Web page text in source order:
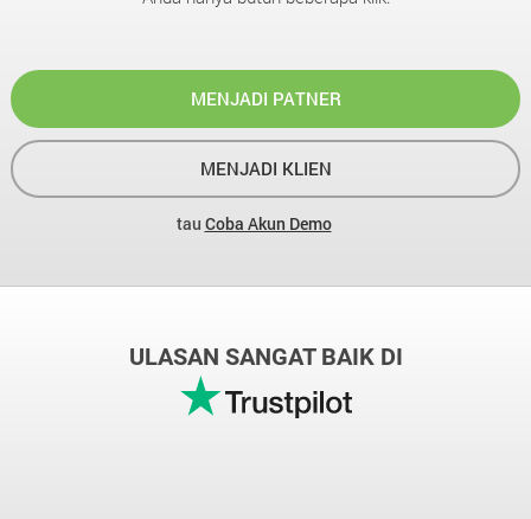
MENJADI PATNER
MENJADI KLIEN
tau Coba Akun Demo
ULASAN SANGAT BAIK DI